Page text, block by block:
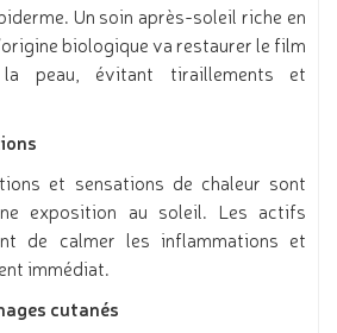
Un soin après-soleil riche en
biologique va restaurer le film
peau, évitant tiraillements et
et sensations de chaleur sont
exposition au soleil. Les actifs
de calmer les inflammations et
immédiat.
cutanés